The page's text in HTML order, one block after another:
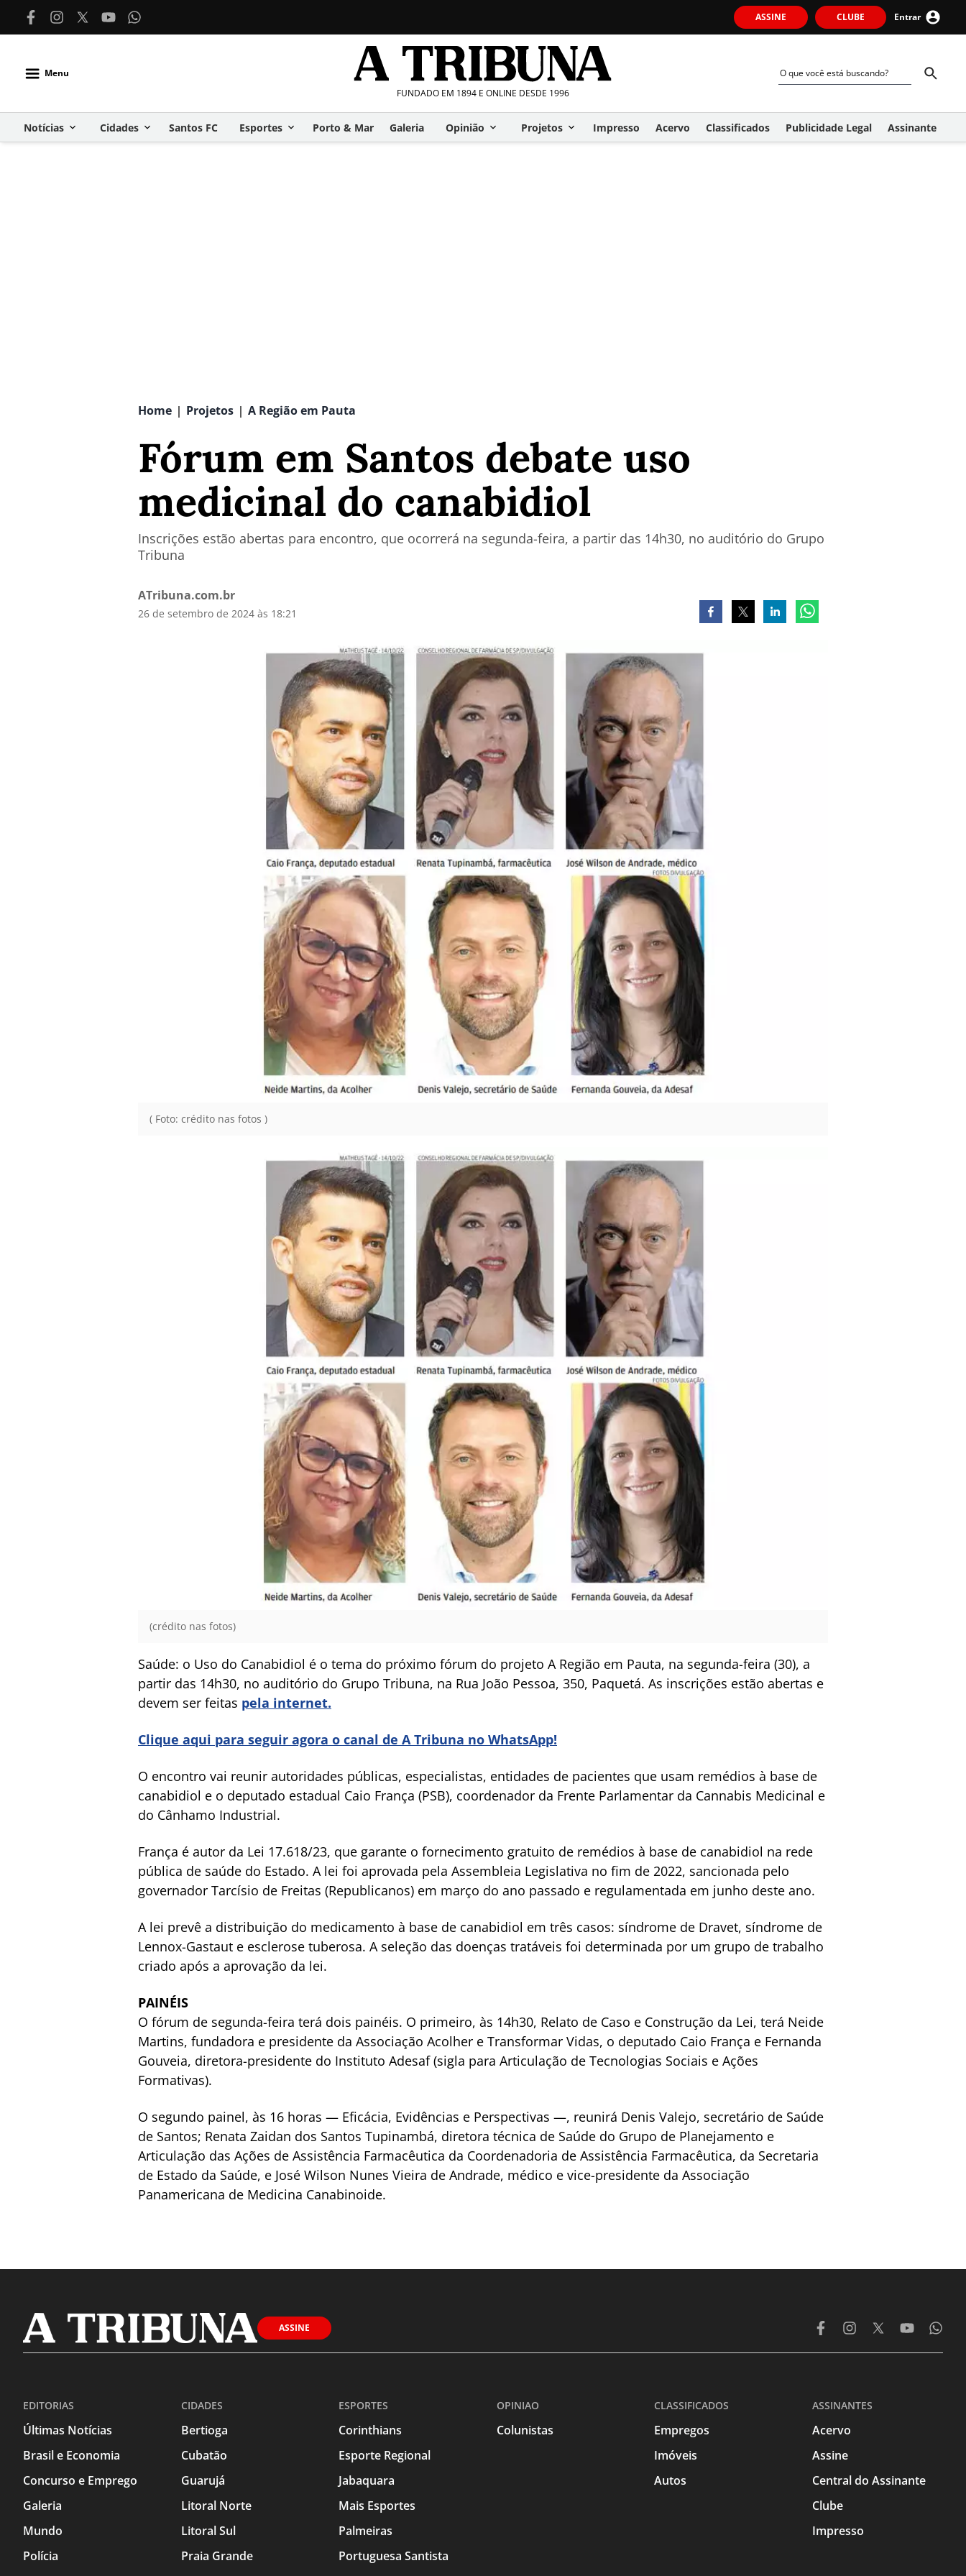
ASSINE CLUBE Entrar
Menu
FUNDADO EM 1894 E ONLINE DESDE 1996
Notícias Cidades Santos FC Esportes Porto & Mar Galeria Opinião Projetos Impresso Acervo Classificados Publicidade Legal Assinante
Home | Projetos | A Região em Pauta
Fórum em Santos debate uso
medicinal do canabidiol
Inscrições estão abertas para encontro, que ocorrerá na segunda-feira, a partir das 14h30, no auditório do Grupo
Tribuna
ATribuna.com.br
26 de setembro de 2024 às 18:21
( Foto: crédito nas fotos )
(crédito nas fotos)
Saúde: o Uso do Canabidiol é o tema do próximo fórum do projeto A Região em Pauta, na segunda-feira (30), a
partir das 14h30, no auditório do Grupo Tribuna, na Rua João Pessoa, 350, Paquetá. As inscrições estão abertas e
devem ser feitas pela internet.
Clique aqui para seguir agora o canal de A Tribuna no WhatsApp!
O encontro vai reunir autoridades públicas, especialistas, entidades de pacientes que usam remédios à base de
canabidiol e o deputado estadual Caio França (PSB), coordenador da Frente Parlamentar da Cannabis Medicinal e
do Cânhamo Industrial.
França é autor da Lei 17.618/23, que garante o fornecimento gratuito de remédios à base de canabidiol na rede
pública de saúde do Estado. A lei foi aprovada pela Assembleia Legislativa no fim de 2022, sancionada pelo
governador Tarcísio de Freitas (Republicanos) em março do ano passado e regulamentada em junho deste ano.
A lei prevê a distribuição do medicamento à base de canabidiol em três casos: síndrome de Dravet, síndrome de
Lennox-Gastaut e esclerose tuberosa. A seleção das doenças tratáveis foi determinada por um grupo de trabalho
criado após a aprovação da lei.
PAINÉIS
O fórum de segunda-feira terá dois painéis. O primeiro, às 14h30, Relato de Caso e Construção da Lei, terá Neide
Martins, fundadora e presidente da Associação Acolher e Transformar Vidas, o deputado Caio França e Fernanda
Gouveia, diretora-presidente do Instituto Adesaf (sigla para Articulação de Tecnologias Sociais e Ações
Formativas).
O segundo painel, às 16 horas — Eficácia, Evidências e Perspectivas —, reunirá Denis Valejo, secretário de Saúde
de Santos; Renata Zaidan dos Santos Tupinambá, diretora técnica de Saúde do Grupo de Planejamento e
Articulação das Ações de Assistência Farmacêutica da Coordenadoria de Assistência Farmacêutica, da Secretaria
de Estado da Saúde, e José Wilson Nunes Vieira de Andrade, médico e vice-presidente da Associação
Panamericana de Medicina Canabinoide.
ASSINE
EDITORIAS
Últimas Notícias
Brasil e Economia
Concurso e Emprego
Galeria
Mundo
Polícia
CIDADES
Bertioga
Cubatão
Guarujá
Litoral Norte
Litoral Sul
Praia Grande
ESPORTES
Corinthians
Esporte Regional
Jabaquara
Mais Esportes
Palmeiras
Portuguesa Santista
OPINIAO
Colunistas
CLASSIFICADOS
Empregos
Imóveis
Autos
ASSINANTES
Acervo
Assine
Central do Assinante
Clube
Impresso